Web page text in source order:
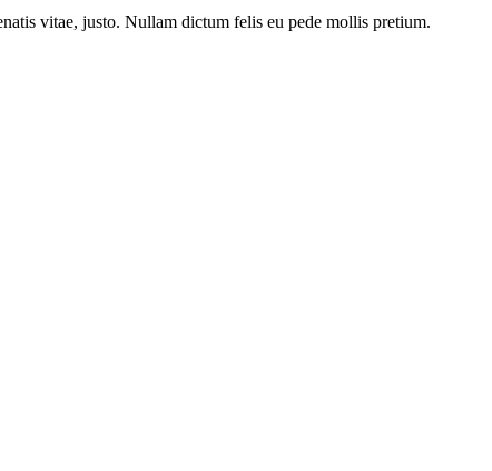
vitae, justo. Nullam dictum felis eu pede mollis pretium.